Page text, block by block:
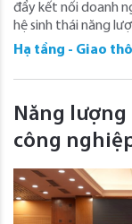
đẩy kết nối doanh
hệ sinh thái năng
Hạ tầng - Giao
Năng
công